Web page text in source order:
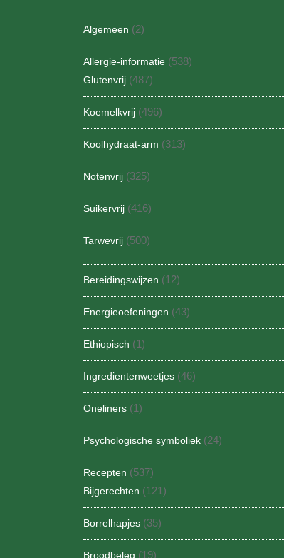
Algemeen (2)
Allergie-informatie (538)
Glutenvrij (487)
Koemelkvrij (496)
Koolhydraat-arm (313)
Notenvrij (325)
Suikervrij (416)
Tarwevrij (500)
Bereidingswijzen (12)
Energieoefeningen (43)
Ethiopisch (1)
Ingredientenweetjes (46)
Oneliners (1)
Psychologische symboliek (24)
Recepten (537)
Bijgerechten (121)
Borrelhapjes (35)
Broodbeleg (19)